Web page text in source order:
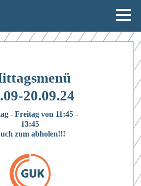
20.09.24
- Freitag von 11:45 -
13:45
zum abholen!!!